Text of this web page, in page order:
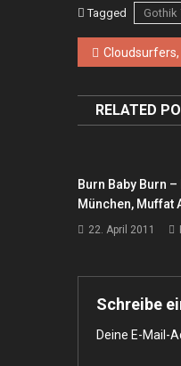
Tagged Gothik
Cloudsurfers, Dada Young Riley – Sa.
RELATED
Burn Baby Burn
München, Muffat
22. April 2011
Schreibe
Deine E-Mail-